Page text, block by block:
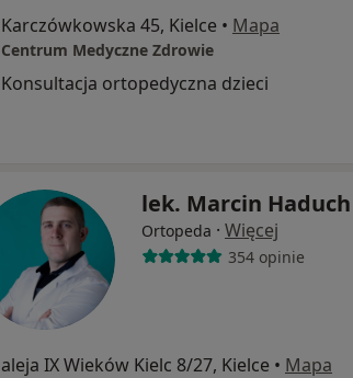
Karczówkowska 45, Kielce • Mapa
Centrum Medyczne Zdrowie
Konsultacja ortopedyczna dzieci
lek. Marcin Haduch
Ortopeda · Więcej
354 opinie
aleja IX Wieków Kielc 8/27, Kielce • Mapa